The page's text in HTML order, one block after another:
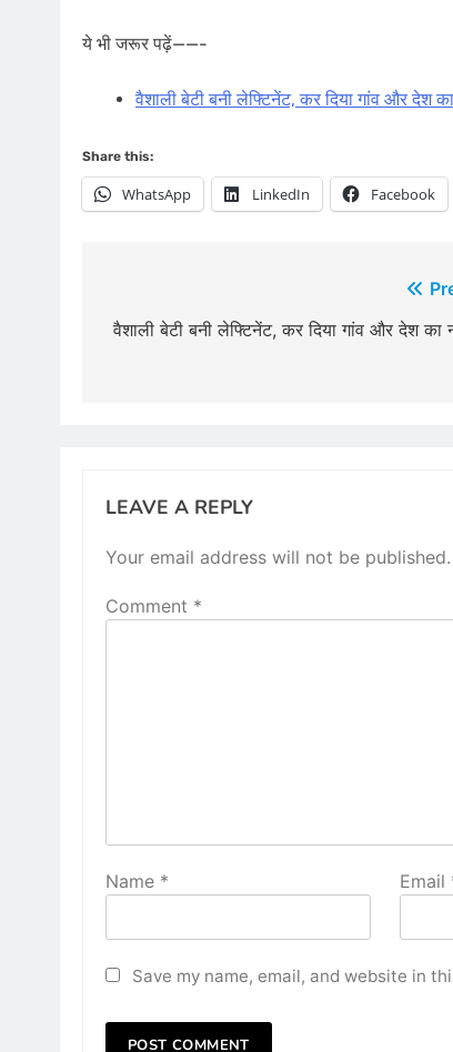
ये भी जरूर पढ़ें——-
वैशाली बेटी बनी लेफ्टिनेंट, कर दिया गांव और देश
Share this:
WhatsApp LinkedIn Facebook
navigation
वैशाली बेटी बनी लेफ्टिनेंट, कर दिया गांव और देश का
LEAVE A REPLY
Your email address will not be published.
Comment *
Name * Email
Save my name, email, and website in